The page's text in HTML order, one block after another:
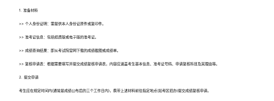
1. 准备材料
>> 个人身份证明：需提供本人身份证原件或复印件。
>> 准考证信息：包括纸质版或电子版的准考证。
>> 成绩查询结果：即从考试院官网下载的成绩截图或成绩单。
>> 复核申请表：根据需要填写并提交成绩复核申请表，内容应涵盖考生基本信息、准考证号码、申请复核科目及其理由等。
2. 提交申请
考生应在规定时间内(通常是成绩公布后的三个工作日内)，携带上述材料前往指定地点(如考区招办)提交成绩复核申请。